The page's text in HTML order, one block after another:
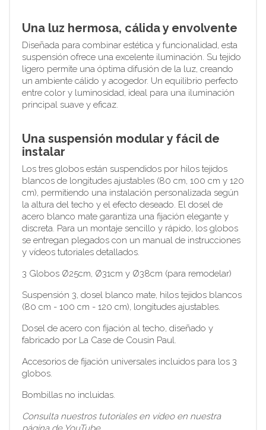
Una luz hermosa, cálida y envolvente
Diseñada para combinar estética y funcionalidad, esta
suspensión ofrece una excelente iluminación. Su tejido
ligero permite una óptima difusión de la luz, creando
un ambiente cálido y acogedor. Un equilibrio perfecto
entre color y luminosidad, ideal para una iluminación
principal suave y eficaz.
Una suspensión modular y fácil de
instalar
Los tres globos están suspendidos por hilos tejidos
blancos de longitudes ajustables (80 cm, 100 cm y 120
cm), permitiendo una instalación personalizada según
la altura del techo y el efecto deseado. El dosel de
acero blanco mate garantiza una fijación elegante y
discreta. Para un montaje sencillo y rápido, los globos
se entregan plegados con un manual de instrucciones
y vídeos tutoriales detallados.
3 Globos Ø25cm, Ø31cm y Ø38cm (para remodelar)
Suspensión 3, dosel blanco mate, hilos tejidos blancos
(80 cm - 100 cm - 120 cm), longitudes ajustables.
Dosel de acero con fijación al techo, diseñado y
fabricado por La Case de Cousin Paul.
Accesorios de fijación universales incluidos para los 3
globos.
Bombillas no incluidas.
Consulta nuestros tutoriales en vídeo en nuestra